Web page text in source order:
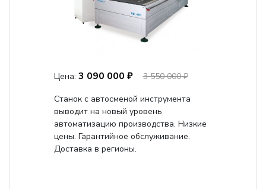
Цена: 3 090 000 ₽
3 550 000 ₽
Станок с автосменой инструмента
выводит на новый уровень
автоматизацию производства. Низкие
цены. Гарантийное обслуживание.
Доставка в регионы.